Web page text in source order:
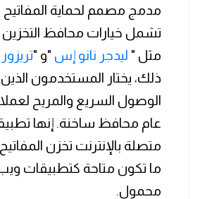
مدمج مصمم لحماية المفاتيح
تشمل خيارات محافظ التخزين
مثل " ليدجر نانو إس "و "
ذلك، يختار المستخدمون
الوصول السريع والمريح
عام محافظ ساخنة. إنها
متصلة بالإنترنت تخزن
ما تكون متاحة كتطبيقات
محمول.